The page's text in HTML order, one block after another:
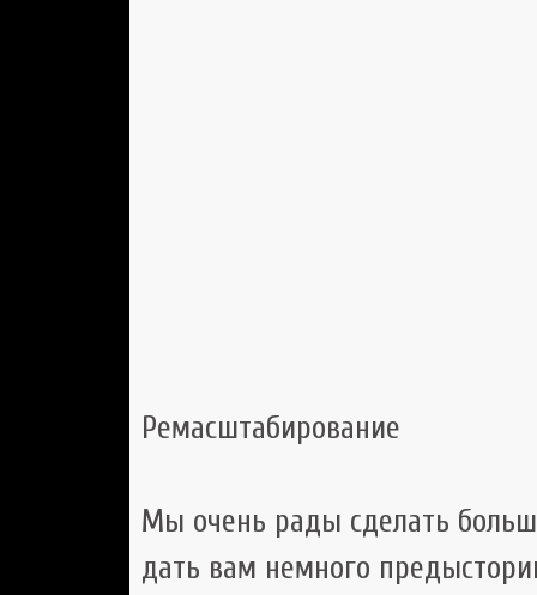
Ремасштабирование
Мы очень рады сделать
дать вам немного